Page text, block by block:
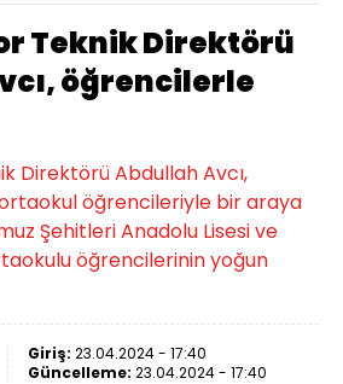
Teknik Direktörü
öğrencilerle
Direktörü Abdullah Avcı,
öğrencileriyle bir araya
Şehitleri Anadolu Lisesi ve
öğrencilerinin yoğun
Giriş: 23.04.2024 - 17:40
Güncelleme: 23.04.2024 - 17:40